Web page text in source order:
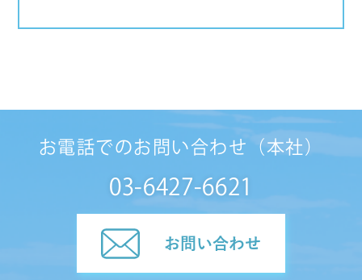
お電話でのお問い合わせ（本社）
03-6427-6621
お問い合わせ